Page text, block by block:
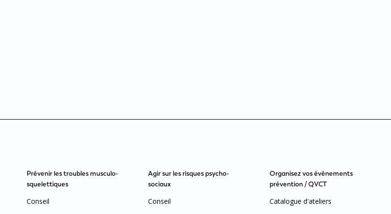
Prévenir les troubles musculo-
squelettiques
Conseil
Agir sur les risques psycho-
sociaux
Conseil
Organisez vos événements
prévention / QVCT
Catalogue d'ateliers